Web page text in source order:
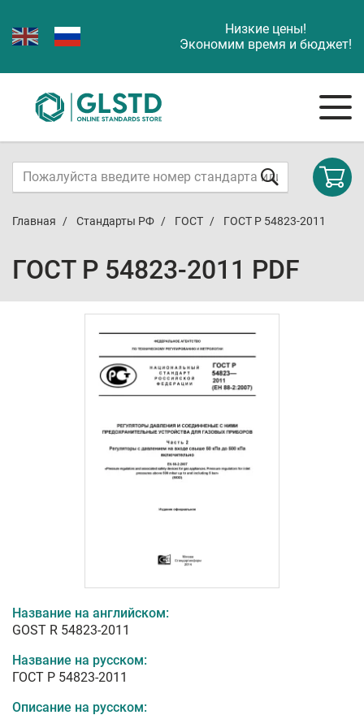
Низкие цены!
Экономим время и бюджет!
Главная Стандарты РФ ГОСТ ГОСТ Р 54823-2011
ГОСТ Р 54823-2011 PDF
Название на английском:
GOST R 54823-2011
Название на русском:
ГОСТ Р 54823-2011
Описание на русском: